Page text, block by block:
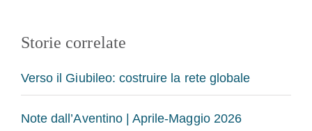
Storie correlate
Verso il Giubileo: costruire la rete globale
Note dall’Aventino | Aprile-Maggio 2026